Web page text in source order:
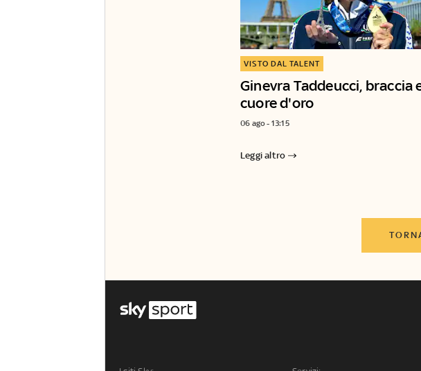
Ginevra Taddeucci, braccia
cuore d'oro
VISTO DAL TALENT
06 ago - 13:15
Leggi altro